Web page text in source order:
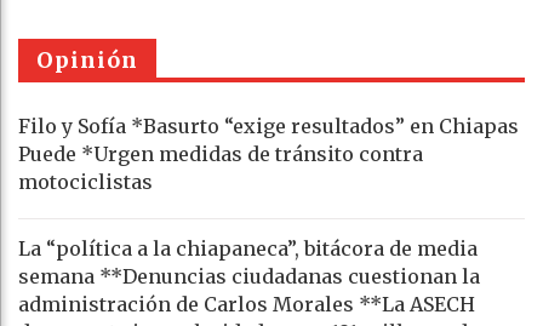
Opinión
Filo y Sofía *Basurto “exige resultados” en Chiapas
Puede *Urgen medidas de tránsito contra
motociclistas
La “política a la chiapaneca”, bitácora de media
semana **Denuncias ciudadanas cuestionan la
administración de Carlos Morales **La ASECH